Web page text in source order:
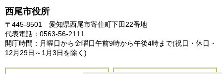
西尾市役所
〒445-8501 愛知県西尾市寄住町下田22番地
代表電話：0563-56-2111
開庁時間：月曜日から金曜日午前9時から午後4時まで(祝日・休日・
12月29日～1月3日を除く)